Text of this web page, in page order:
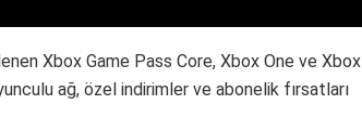
Xbox Game Pass Core, Xbox One ve Xbox
ağ, özel indirimler ve abonelik fırsatları